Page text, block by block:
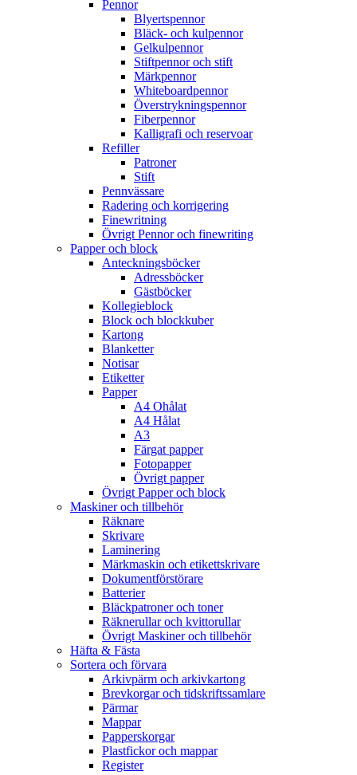
Pennor
Blyertspennor
Bläck- och kulpennor
Gelkulpennor
Stiftpennor och stift
Märkpennor
Whiteboardpennor
Överstrykningspennor
Fiberpennor
Kalligrafi och reservoar
Refiller
Patroner
Stift
Pennvässare
Radering och korrigering
Finewritning
Övrigt Pennor och finewriting
Papper och block
Anteckningsböcker
Adressböcker
Gästböcker
Kollegieblock
Block och blockkuber
Kartong
Blanketter
Notisar
Etiketter
Papper
A4 Ohålat
A4 Hålat
A3
Färgat papper
Fotopapper
Övrigt papper
Övrigt Papper och block
Maskiner och tillbehör
Räknare
Skrivare
Laminering
Märkmaskin och etikettskrivare
Dokumentförstörare
Batterier
Bläckpatroner och toner
Räknerullar och kvittorullar
Övrigt Maskiner och tillbehör
Häfta & Fästa
Sortera och förvara
Arkivpärm och arkivkartong
Brevkorgar och tidskriftssamlare
Pärmar
Mappar
Papperskorgar
Plastfickor och mappar
Register